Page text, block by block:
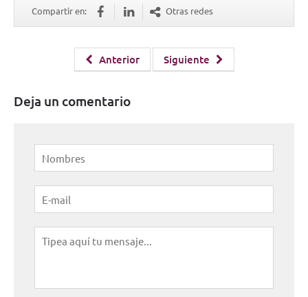
Compartir en: Otras redes
Anterior Siguiente
Deja un comentario